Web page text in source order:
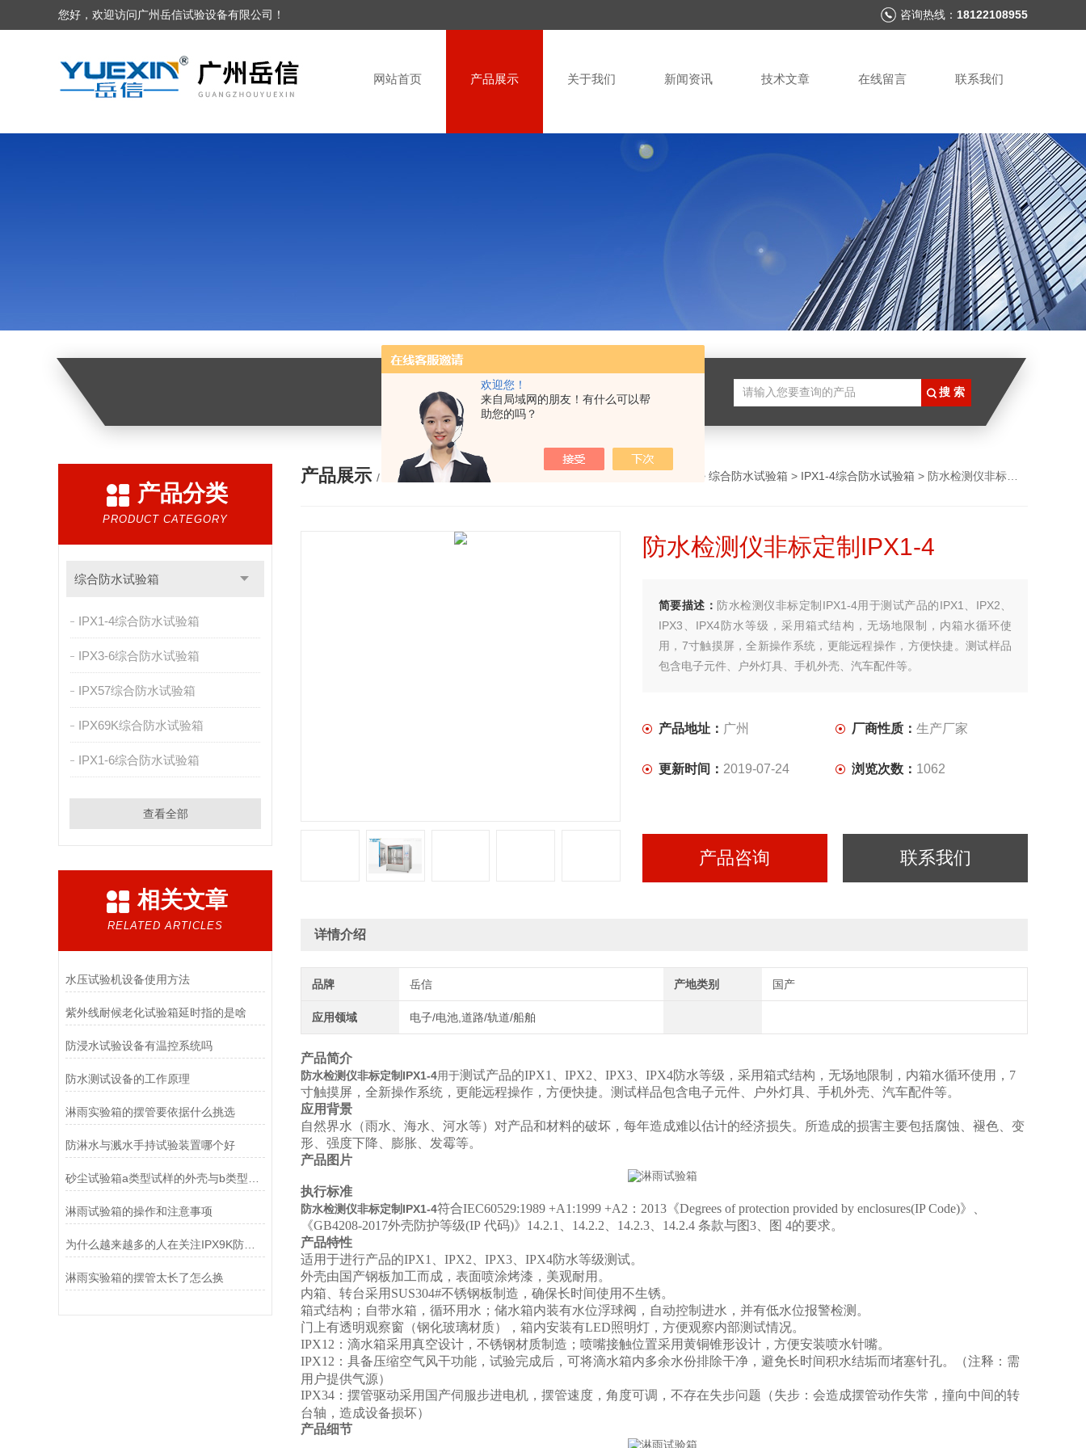
欢迎您！
来自局域网的朋友！有什么可以帮
助您的吗？
您好，欢迎访问广州岳信试验设备有限公司！ 咨询热线： 18122108955
网站首页 产品展示 关于我们 新闻资讯 技术文章 在线留言 联系我们
产品分类
PRODUCT CATEGORY
综合防水试验箱
IPX1-4综合防水试验箱
IPX3-6综合防水试验箱
IPX57综合防水试验箱
IPX69K综合防水试验箱
IPX1-6综合防水试验箱
查看全部
相关文章
RELATED ARTICLES
水压试验机设备使用方法
紫外线耐候老化试验箱延时指的是啥
防浸水试验设备有温控系统吗
防水测试设备的工作原理
淋雨实验箱的摆管要依据什么挑选
防淋水与溅水手持试验装置哪个好
淋雨试验箱的操作和注意事项
为什么越来越多的人在关注IPX9K防水检测仪
淋雨实验箱的摆管太长了怎么换
产品展示 / PRODUCTS > 综合防水试验箱 > IPX1-4综合防水试验箱 > 防水检测仪非标定制IPX1-4
防水检测仪非标定制IPX1-4
简要描述： 防水检测仪非标定制IPX1-4用于测试产品的IPX1、IPX2、
IPX3、IPX4防水等级，采用箱式结构，无场地限制，内箱水循环使
用，7寸触摸屏，全新操作系统，更能远程操作，方便快捷。测试样品
包含电子元件、户外灯具、手机外壳、汽车配件等。
产品地址： 广州 厂商性质： 生产厂家
更新时间： 2019-07-24 浏览次数： 1062
产品咨询 联系我们
详情介绍
品牌 岳信 产地类别 国产
应用领域 电子/电池,道路/轨道/船舶
产品简介
防水检测仪非标定制IPX1-4用于测试产品的IPX1、IPX2、IPX3、IPX4防水等级，采用箱式结构，无场地限制，内箱水循环使用，7
寸触摸屏，全新操作系统，更能远程操作，方便快捷。测试样品包含电子元件、户外灯具、手机外壳、汽车配件等。
应用背景
自然界水（雨水、海水、河水等）对产品和材料的破坏，每年造成难以估计的经济损失。所造成的损害主要包括腐蚀、褪色、变
形、强度下降、膨胀、发霉等。
产品图片
执行标准
防水检测仪非标定制IPX1-4符合IEC60529:1989 +A1:1999 +A2：2013《Degrees of protection provided by enclosures(IP Code)》、
《GB4208-2017外壳防护等级(IP 代码)》 14.2.1 14.2.2 14.2.3 14.2.4 条款与图3 、图 4的要求。
产品特性
适用于进行产品的IPX1、IPX2、IPX3、IPX4防水等级测试。
外壳由国产钢板加工而成，表面喷涂烤漆，美观耐用。
内箱、转台采用SUS304#不锈钢板制造，确保长时间使用不生锈。
箱式结构；自带水箱，循环用水；储水箱内装有水位浮球阀，自动控制进水，并有低水位报警检测。
门上有透明观察窗（钢化玻璃材质），箱内安装有LED照明灯，方便观察内部测试情况。
IPX12 ：滴水箱采用真空设计，不锈钢材质制造；喷嘴接触位置采用黄铜锥形设计，方便安装喷水针嘴。
IPX12 ：具备压缩空气风干功能，试验完成后，可将滴水箱内多余水份排除干净，避免长时间积水结垢而堵塞针孔。（注释：需
用户提供气源）
IPX34 ：摆管驱动采用国产伺服步进电机，摆管速度，角度可调，不存在失步问题（失步：会造成摆管动作失常，撞向中间的转
台轴，造成设备损坏）
产品细节